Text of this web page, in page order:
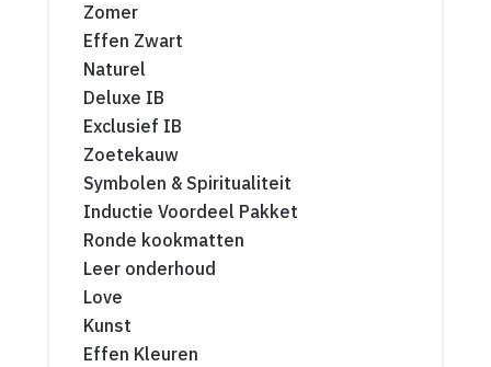
Zomer
Effen Zwart
Naturel
Deluxe IB
Exclusief IB
Zoetekauw
Symbolen & Spiritualiteit
Inductie Voordeel Pakket
Ronde kookmatten
Leer onderhoud
Love
Kunst
Effen Kleuren